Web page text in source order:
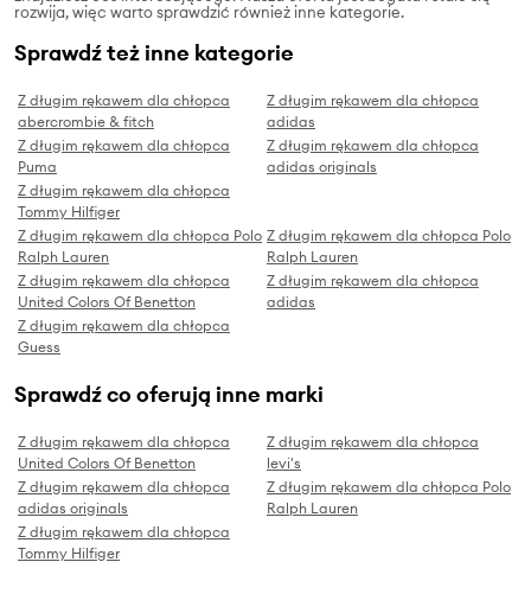
rozwija, więc warto sprawdzić również inne kategorie.
Sprawdź też inne kategorie
Z długim rękawem dla chłopca
abercrombie & fitch
Z długim rękawem dla chłopca
adidas
Z długim rękawem dla chłopca
Puma
Z długim rękawem dla chłopca
adidas originals
Z długim rękawem dla chłopca
Tommy Hilfiger
Z długim rękawem dla chłopca Polo
Ralph Lauren
Z długim rękawem dla chłopca Polo
Ralph Lauren
Z długim rękawem dla chłopca
United Colors Of Benetton
Z długim rękawem dla chłopca
adidas
Z długim rękawem dla chłopca
Guess
Sprawdź co oferują inne marki
Z długim rękawem dla chłopca
United Colors Of Benetton
Z długim rękawem dla chłopca
levi's
Z długim rękawem dla chłopca
adidas originals
Z długim rękawem dla chłopca Polo
Ralph Lauren
Z długim rękawem dla chłopca
Tommy Hilfiger